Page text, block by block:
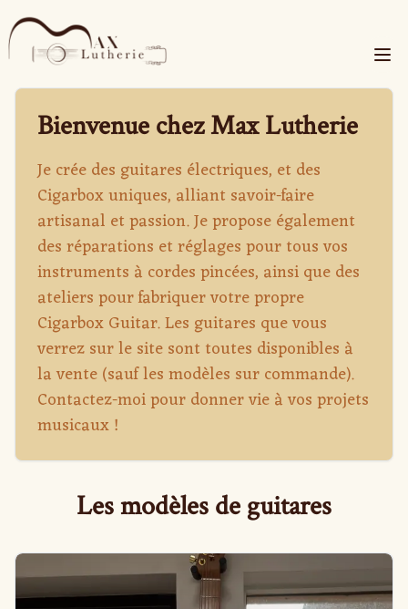
Bienvenue chez Max Lutherie
Je crée des guitares électriques, et des
Cigarbox uniques, alliant savoir-faire
artisanal et passion. Je propose également
des réparations et réglages pour tous vos
instruments à cordes pincées, ainsi que des
ateliers pour fabriquer votre propre
Cigarbox Guitar. Les guitares que vous
verrez sur le site sont toutes disponibles à
la vente (sauf les modèles sur commande).
Contactez-moi pour donner vie à vos projets
musicaux !
Les modèles de guitares